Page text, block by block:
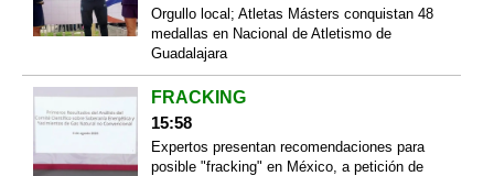
Orgullo local; Atletas Másters conquistan 48
medallas en Nacional de Atletismo de
Guadalajara
FRACKING
15:58
Expertos presentan recomendaciones para
posible "fracking" en México, a petición de